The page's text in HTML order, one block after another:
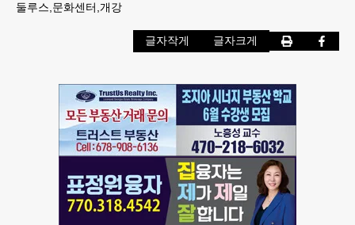
둘루스,문화센터,개강
글자작게 글자크게